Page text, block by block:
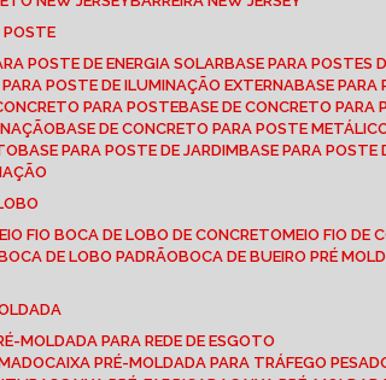
POSTE
POSTE DE ENERGIA SOLAR BASE PARA POSTES
PARA POSTE DE ILUMINAÇÃO EXTERNA BASE
PARA POSTE
BASE DE CONCRETO PARA
BASE DE CONCRETO PARA POSTE
BASE PARA POSTE DE JARDIM BASE PARA POSTE
MEIO FIO BOCA DE LOBO DE CONCRETO
MEIO FIO
BOCA DE LOBO PADRÃO BOCA DE BUEIRO PRÉ
MOLDADA PARA REDE DE ESGOTO
CAIXA PRÉ-MOLDADA PARA TRÁFEGO